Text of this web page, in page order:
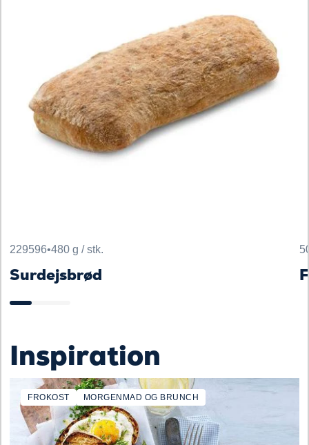
229596•480 g / stk.
Surdejsbrød
Inspiration
FROKOST MORGENMAD OG BRUNCH